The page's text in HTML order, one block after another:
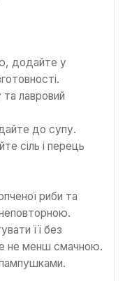
додайте у
лавровий
до супу.
сіль і перець
риби та
її без
не менш смачною.